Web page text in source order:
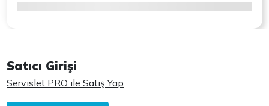
Satıcı Girişi
Servislet PRO ile Satış Yap